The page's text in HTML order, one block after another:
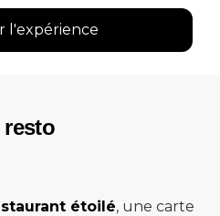
l'expérience
resto
étoilé, une carte